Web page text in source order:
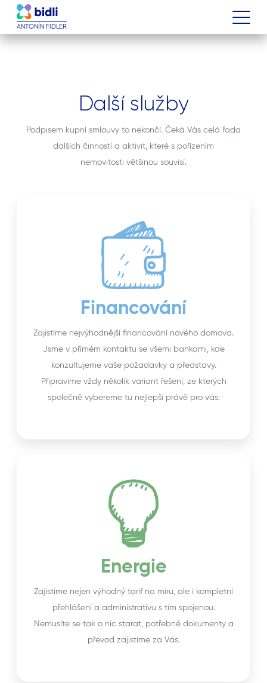
ANTONÍN FIDLER
Další služby
Podpisem kupní smlouvy to nekončí. Čeká Vás celá řada
dalších činností a aktivit, které s pořízením
nemovitosti většinou souvisí.
Financování
Zajistíme nejvýhodnější financování nového domova.
Jsme v přímém kontaktu se všemi bankami, kde
konzultujeme vaše požadavky a představy.
Připravíme vždy několik variant řešení, ze kterých
společně vybereme tu nejlepší právě pro vás.
Energie
Zajistíme nejen výhodný tarif na míru, ale i kompletní
přehlášení a administrativu s tím spojenou.
Nemusíte se tak o nic starat, potřebné dokumenty a
převod zajistíme za Vás.